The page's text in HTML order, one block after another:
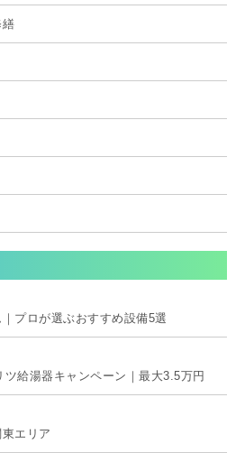
繕
プロが選ぶおすすめ設備5選
ツ給湯器キャンペーン｜最大3.5万円
東エリア